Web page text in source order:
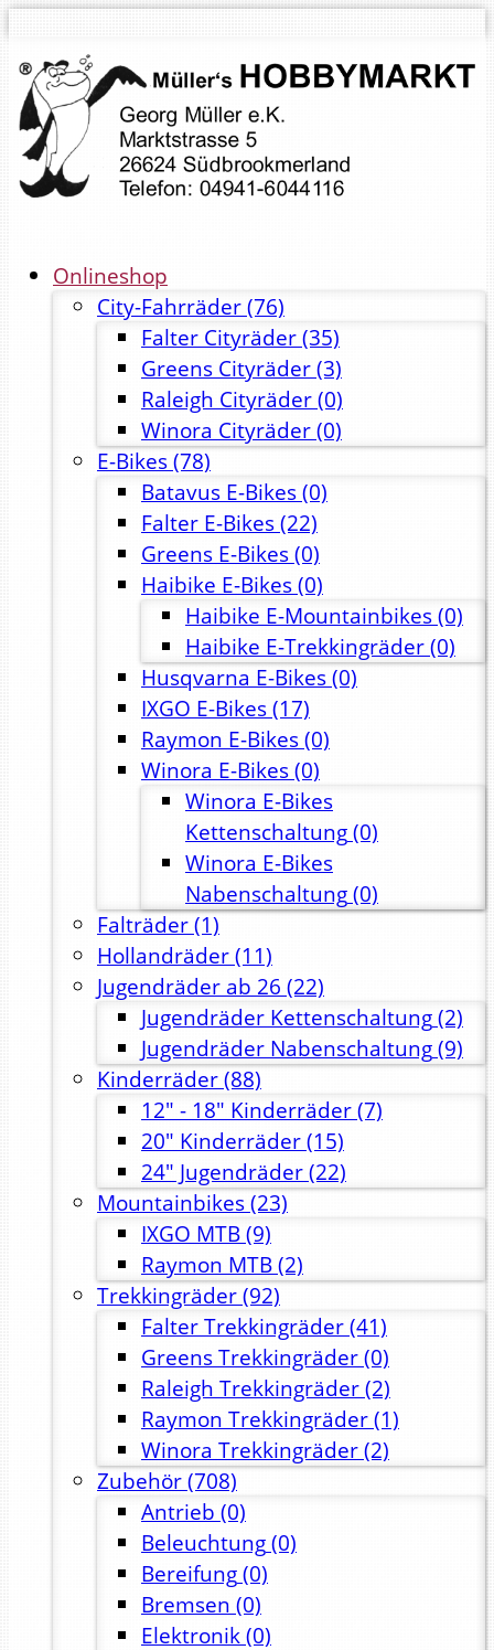
Onlineshop
City-Fahrräder(76)
Falter Cityräder(35)
Greens Cityräder(3)
Raleigh Cityräder(0)
Winora Cityräder(0)
E-Bikes(78)
Batavus E-Bikes(0)
Falter E-Bikes(22)
Greens E-Bikes(0)
Haibike E-Bikes(0)
Haibike E-Mountainbikes(0)
Haibike E-Trekkingräder(0)
Husqvarna E-Bikes(0)
IXGO E-Bikes(17)
Raymon E-Bikes(0)
Winora E-Bikes(0)
Winora E-Bikes
Kettenschaltung(0)
Winora E-Bikes
Nabenschaltung(0)
Falträder(1)
Hollandräder(11)
Jugendräder ab 26 (22)
Jugendräder Kettenschaltung(2)
Jugendräder Nabenschaltung(9)
Kinderräder(88)
12" - 18" Kinderräder(7)
20" Kinderräder(15)
24" Jugendräder(22)
Mountainbikes(23)
IXGO MTB(9)
Raymon MTB(2)
Trekkingräder(92)
Falter Trekkingräder(41)
Greens Trekkingräder(0)
Raleigh Trekkingräder(2)
Raymon Trekkingräder(1)
Winora Trekkingräder(2)
Zubehör(708)
Antrieb (0)
Beleuchtung(0)
Bereifung(0)
Bremsen (0)
Elektronik(0)